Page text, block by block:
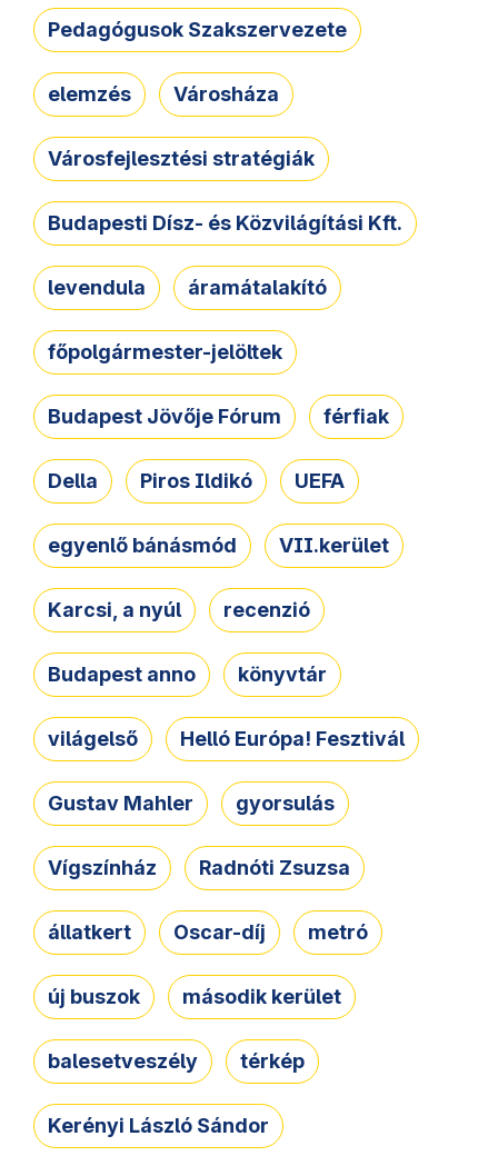
Pedagógusok Szakszervezete
elemzés Városháza
Városfejlesztési stratégiák
Budapesti Dísz- és Közvilágítási Kft.
levendula áramátalakító
főpolgármester-jelöltek
Budapest Jövője Fórum férfiak
Della Piros Ildikó UEFA
egyenlő bánásmód VII.kerület
Karcsi, a nyúl recenzió
Budapest anno könyvtár
világelső Helló Európa! Fesztivál
Gustav Mahler gyorsulás
Vígszínház Radnóti Zsuzsa
állatkert Oscar-díj metró
új buszok második kerület
balesetveszély térkép
Kerényi László Sándor